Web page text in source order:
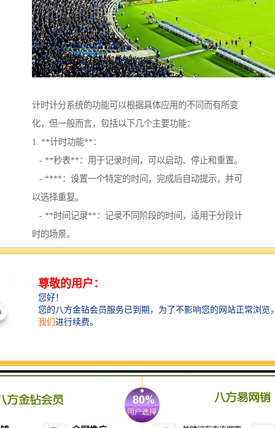
计时计分系统的功能可以根据具体应用的不同而有所变
化，但一般而言，包括以下几个主要功能：
1. **计时功能**：
- **秒表**：用于记录时间，可以启动、停止和重置。
- ****：设置一个特定的时间，完成后自动提示，并可
以选择重复。
- **时间记录**：记录不同阶段的时间，适用于分段计
时的场景。
2. **计分功能**：
- **得分调整**：支持手动调整得分，适应规则变更或
判罚情况。
- **得分统计**：自动统计各方得分，并生成汇总报
3. **显示功能**：
- **多种显示模式**：可以切换不同的显示模式，例如